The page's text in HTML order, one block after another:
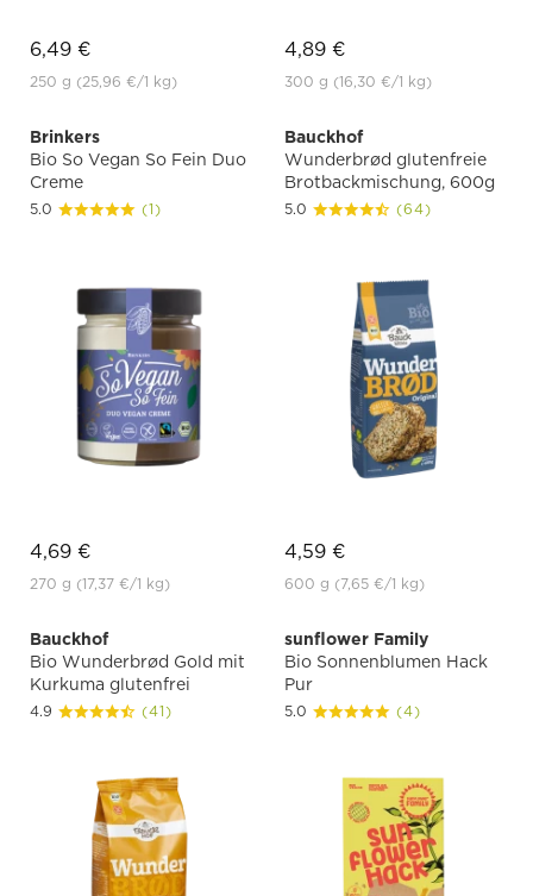
6,49 €
250 g (25,96 €/1 kg)
4,89 €
300 g (16,30 €/1 kg)
Brinkers
Bio So Vegan So Fein Duo
Creme
5.0 (1)
4,69 €
270 g (17,37 €/1 kg)
Bauckhof
Wunderbrød glutenfreie
Brotbackmischung, 600g
5.0 (64)
4,59 €
600 g (7,65 €/1 kg)
Bauckhof
Bio Wunderbrød Gold mit
Kurkuma glutenfrei
4.9 (41)
sunflower Family
Bio Sonnenblumen Hack
Pur
5.0 (4)